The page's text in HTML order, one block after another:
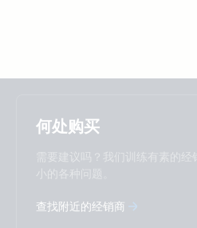
中國人
Change language
Čeština
Español
Stay up to date
何处购买
需要建议吗？我们训练有素的经
小的各种问题。
查找附近的经销商